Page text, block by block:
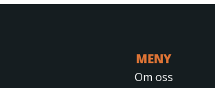
MENY
Om oss